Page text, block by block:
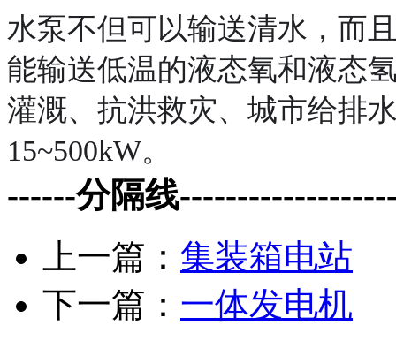
水泵不但可以输送清水，而
能输送低温的液态氧和液态
灌溉、抗洪救灾、城市给排
15~500kW。
------分隔线
上一篇： 集装箱电站
下一篇： 一体发电机